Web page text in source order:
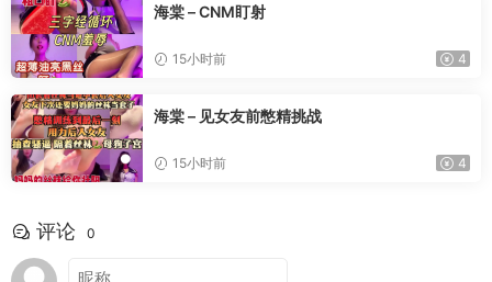
海棠 – CNM盯射
15小时前 4
海棠 – 见女友前憋精挑战
15小时前 4
评论 0